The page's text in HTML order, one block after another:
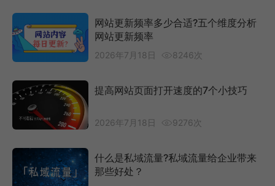
网站更新频率多少合适?五个维度分析
网站更新频率
2026年7月18日 8246次
提高网站页面打开速度的7个小技巧
2026年7月18日 9276次
什么是私域流量?私域流量给企业带来
那些好处？